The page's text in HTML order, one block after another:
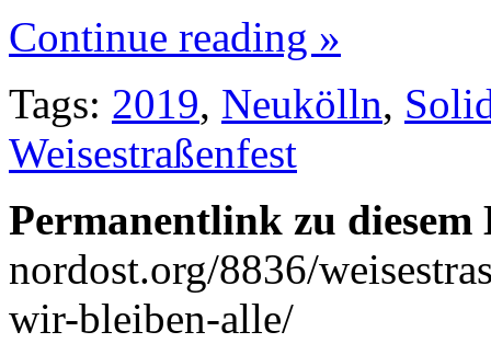
Continue reading »
Tags: 2019, Neukölln,
Weisestraßenfest
Permanentlink zu
nordost.org/8836/
wir-bleiben-alle/